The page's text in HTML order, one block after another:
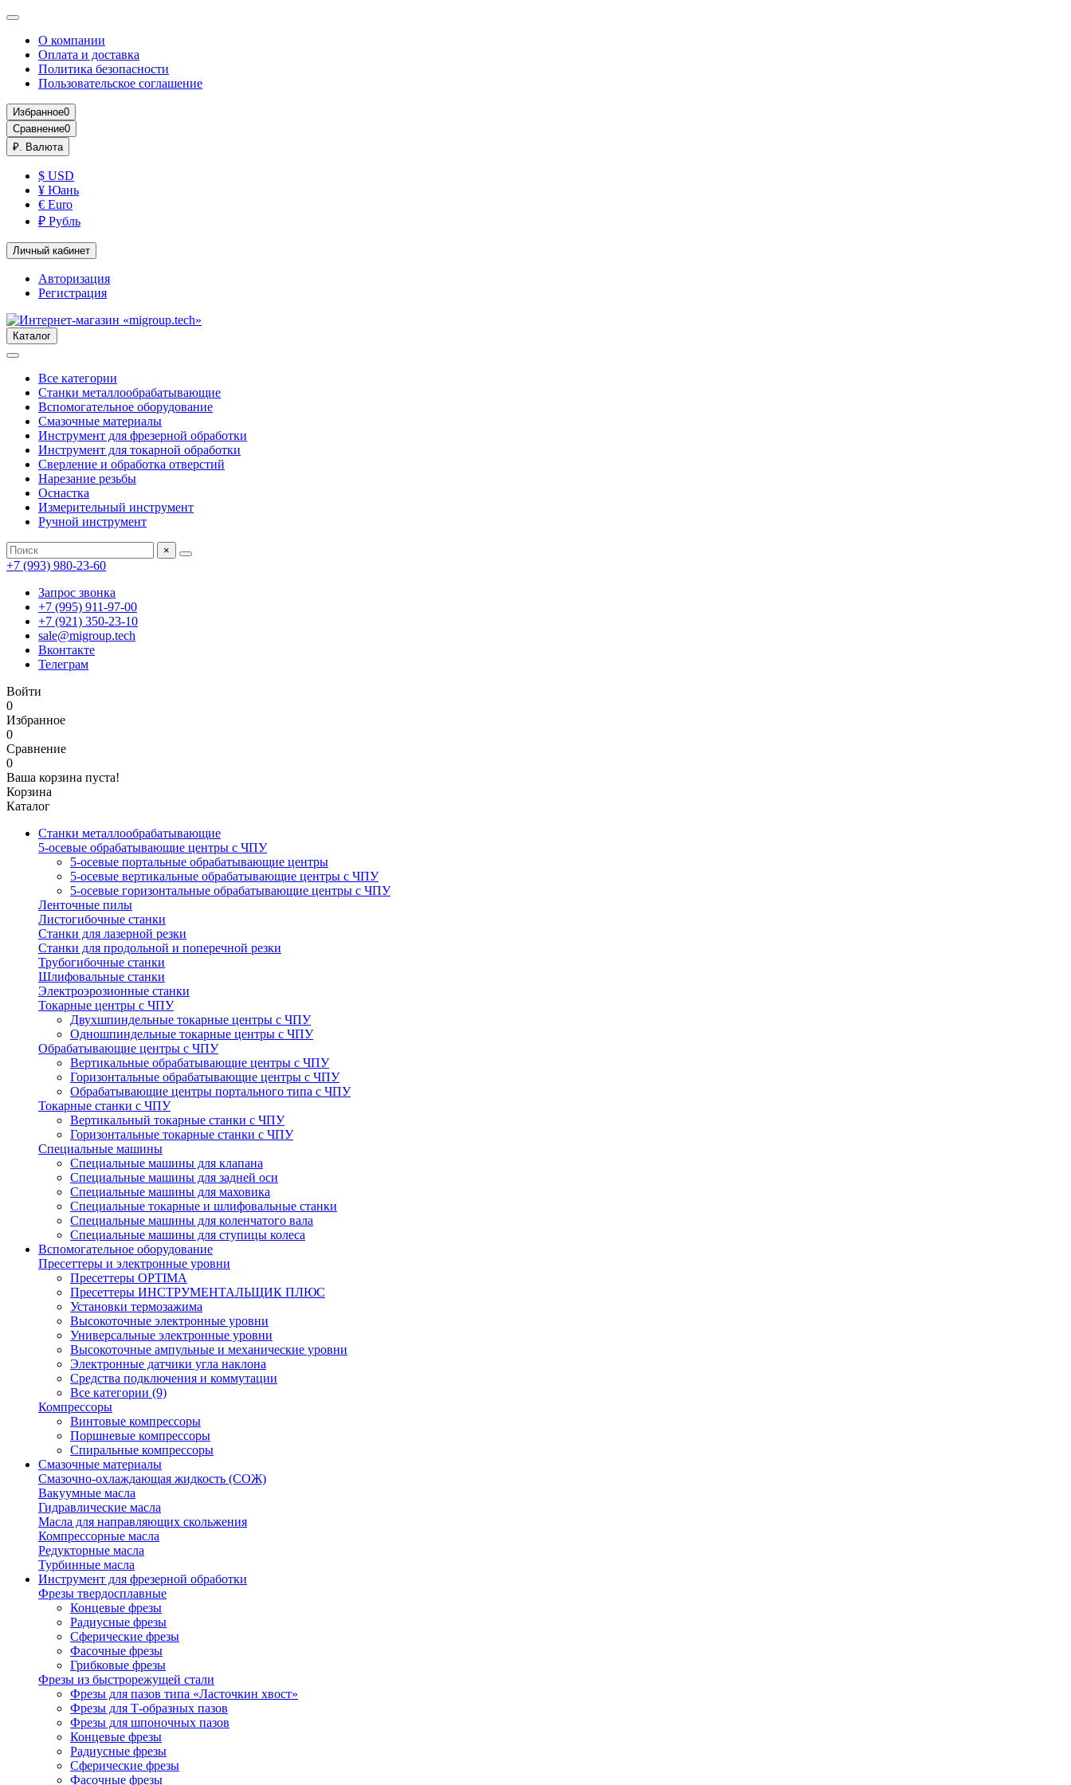
О компании
Оплата и доставка
Политика безопасности
Пользовательское соглашение
Избранное0
Сравнение0
₽. Валюта
$ USD
¥ Юань
€ Euro
₽ Рубль
Личный кабинет
Авторизация
Регистрация
Каталог
Все категории
Станки металлообрабатывающие
Вспомогательное оборудование
Смазочные материалы
Инструмент для фрезерной обработки
Инструмент для токарной обработки
Сверление и обработка отверстий
Нарезание резьбы
Оснастка
Измерительный инструмент
Ручной инструмент
×
+7 (993) 980-23-60
Запрос звонка
+7 (995) 911-97-00
+7 (921) 350-23-10
sale@migroup.tech
Вконтакте
Телеграм
Войти
0
Избранное
0
Сравнение
0
Ваша корзина пуста!
Корзина
Каталог
Станки металлообрабатывающие
5-осевые обрабатывающие центры с ЧПУ
5-осевые портальные обрабатывающие центры
5-осевые вертикальные обрабатывающие центры с ЧПУ
5-осевые горизонтальные обрабатывающие центры с ЧПУ
Ленточные пилы
Листогибочные станки
Станки для лазерной резки
Станки для продольной и поперечной резки
Трубогибочные станки
Шлифовальные станки
Электроэрозионные станки
Токарные центры с ЧПУ
Двухшпиндельные токарные центры с ЧПУ
Одношпиндельные токарные центры с ЧПУ
Обрабатывающие центры с ЧПУ
Вертикальные обрабатывающие центры с ЧПУ
Горизонтальные обрабатывающие центры с ЧПУ
Обрабатывающие центры портального типа с ЧПУ
Токарные станки с ЧПУ
Вертикальный токарные станки с ЧПУ
Горизонтальные токарные станки с ЧПУ
Специальные машины
Специальные машины для клапана
Специальные машины для задней оси
Специальные машины для маховика
Специальные токарные и шлифовальные станки
Специальные машины для коленчатого вала
Специальные машины для ступицы колеса
Вспомогательное оборудование
Пресеттеры и электронные уровни
Пресеттеры OPTIMA
Пресеттеры ИНСТРУМЕНТАЛЬЩИК ПЛЮС
Установки термозажима
Высокоточные электронные уровни
Универсальные электронные уровни
Высокоточные ампульные и механические уровни
Электронные датчики угла наклона
Средства подключения и коммутации
Все категории (9)
Компрессоры
Винтовые компрессоры
Поршневые компрессоры
Спиральные компрессоры
Смазочные материалы
Смазочно-охлаждающая жидкость (СОЖ)
Вакуумные масла
Гидравлические масла
Масла для направляющих скольжения
Компрессорные масла
Редукторные масла
Турбинные масла
Инструмент для фрезерной обработки
Фрезы твердосплавные
Концевые фрезы
Радиусные фрезы
Сферические фрезы
Фасочные фрезы
Грибковые фрезы
Фрезы из быстрорежущей стали
Фрезы для пазов типа «Ласточкин хвост»
Фрезы для Т-образных пазов
Фрезы для шпоночных пазов
Концевые фрезы
Радиусные фрезы
Сферические фрезы
Фасочные фрезы